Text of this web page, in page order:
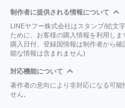
制作者に提供される情報について
LINEヤフー株式会社はスタンプ/絵文
ために、お客様の購入情報を利用しま
購入日付、登録国情報は制作者から
能な情報は含まれません)
対応機能について
著作者の意向により非対応になる可
せん。